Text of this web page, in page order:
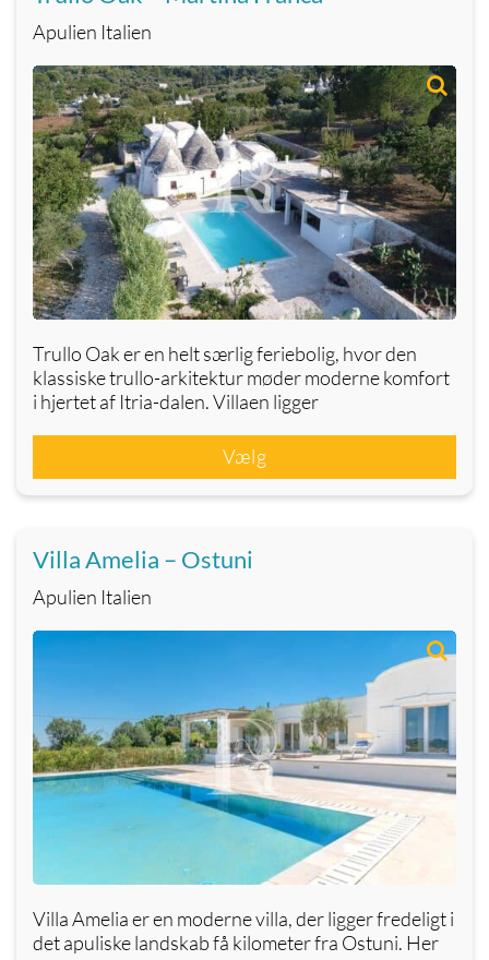
Apulien Italien
Trullo Oak er en helt særlig feriebolig, hvor den
klassiske trullo-arkitektur møder moderne komfort
i hjertet af Itria-dalen. Villaen ligger
Vælg
Villa Amelia – Ostuni
Apulien Italien
Villa Amelia er en moderne villa, der ligger fredeligt i
det apuliske landskab få kilometer fra Ostuni. Her